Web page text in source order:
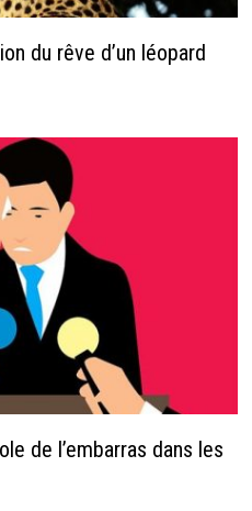
du rêve d’un léopard
de l’embarras dans les